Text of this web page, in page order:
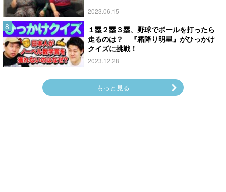
2023.06.15
１塁２塁３塁、野球でボールを打ったら
走るのは？ 『霜降り明星』がひっかけ
クイズに挑戦！
2023.12.28
もっと見る